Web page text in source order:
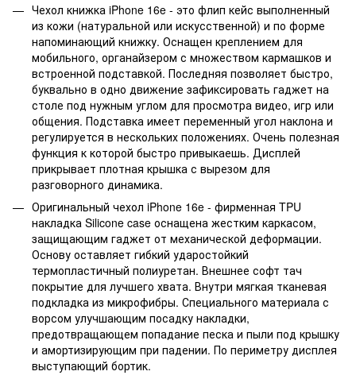
Чехол книжка iPhone 16e - это флип кейс выполненный
из кожи (натуральной или искусственной) и по форме
напоминающий книжку. Оснащен креплением для
мобильного, органайзером с множеством кармашков и
встроенной подставкой. Последняя позволяет быстро,
буквально в одно движение зафиксировать гаджет на
столе под нужным углом для просмотра видео, игр или
общения. Подставка имеет переменный угол наклона и
регулируется в нескольких положениях. Очень полезная
функция к которой быстро привыкаешь. Дисплей
прикрывает плотная крышка с вырезом для
разговорного динамика.
Оригинальный чехол iPhone 16e - фирменная TPU
накладка Silicone case оснащена жестким каркасом,
защищающим гаджет от механической деформации.
Основу оставляет гибкий ударостойкий
термопластичный полиуретан. Внешнее софт тач
покрытие для лучшего хвата. Внутри мягкая тканевая
подкладка из микрофибры. Специального материала с
ворсом улучшающим посадку накладки,
предотвращающем попадание песка и пыли под крышку
и амортизирующим при падении. По периметру дисплея
выступающий бортик.